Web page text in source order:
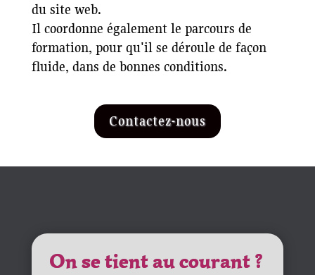
du site web.
Il coordonne également le parcours de
formation, pour qu'il se déroule de façon
fluide, dans de bonnes conditions.
Contactez-nous
On se tient au courant ?